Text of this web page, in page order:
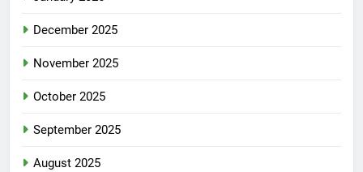
December 2025
November 2025
October 2025
September 2025
August 2025